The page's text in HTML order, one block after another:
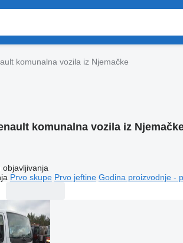
komunalna vozila iz Njemačke
komunalna vozila iz
objavljivanja
Prvo skupe Prvo jeftine Godina proizvodnje -